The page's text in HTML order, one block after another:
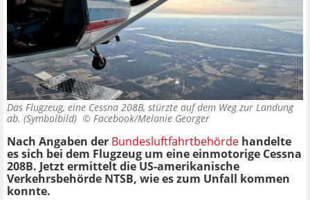
Das Flugzeug, eine Cessna 208B, stürzte auf dem Weg zur Landung
ab. (Symbolbild) © Facebook/Melanie Georger
Nach Angaben der Bundesluftfahrtbehörde handelte
es sich bei dem Flugzeug um eine einmotorige Cessna
208B. Jetzt ermittelt die US-amerikanische
Verkehrsbehörde NTSB, wie es zum Unfall kommen
konnte.